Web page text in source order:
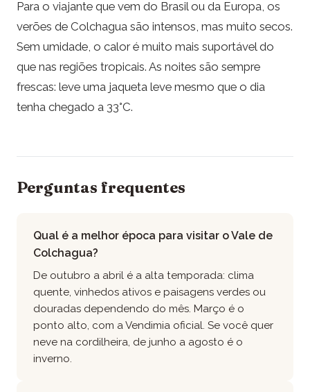
Para o viajante que vem do Brasil ou da Europa, os
verões de Colchagua são intensos, mas muito secos.
Sem umidade, o calor é muito mais suportável do
que nas regiões tropicais. As noites são sempre
frescas: leve uma jaqueta leve mesmo que o dia
tenha chegado a 33°C.
Perguntas frequentes
Qual é a melhor época para visitar o Vale de
Colchagua?
De outubro a abril é a alta temporada: clima
quente, vinhedos ativos e paisagens verdes ou
douradas dependendo do mês. Março é o
ponto alto, com a Vendimia oficial. Se você quer
neve na cordilheira, de junho a agosto é o
inverno.